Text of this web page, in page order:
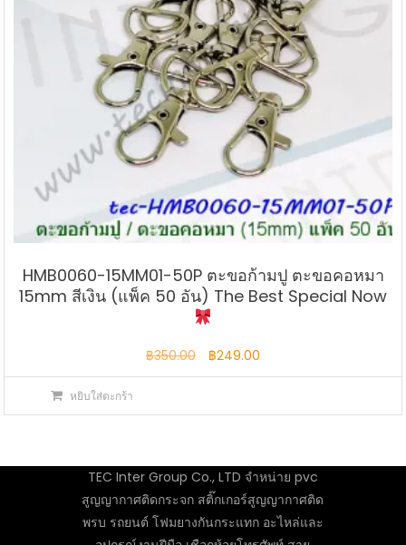
HMB0060-15MM01-50P ตะขอก้ามปู ตะขอคอหมา
15mm สีเงิน (แพ็ค 50 อัน) The Best Special Now
฿350.00
Original
price
฿249.00
price
หยิบใส่ตะกร้า
TEC Inter Group Co., LTD จำหน่าย pvc
สูญญากาศติดกระจก สติ๊กเกอร์สูญญากาศติด
พรบ รถยนต์ โฟมยางกันกระแทก อะไหล่และ